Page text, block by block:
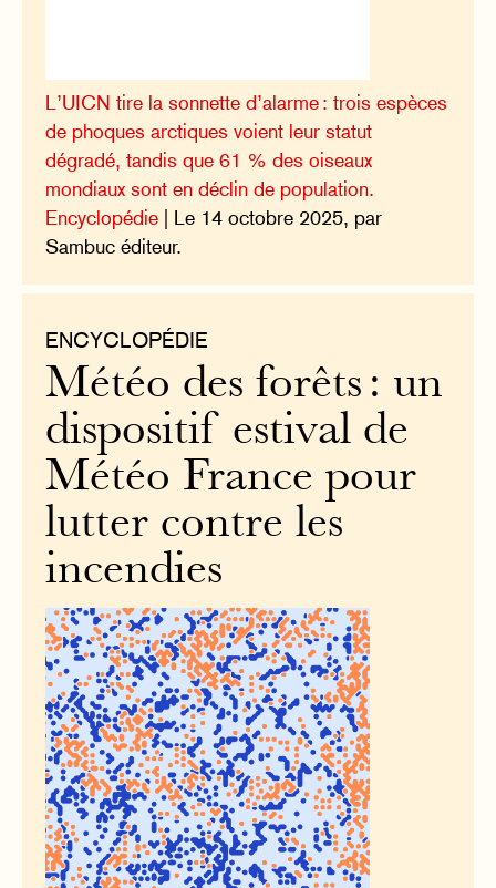
L’UICN tire la sonnette d’alarme : trois espèces
de phoques arctiques voient leur statut
dégradé, tandis que 61 % des oiseaux
mondiaux sont en déclin de population.
Encyclopédie | Le 14 octobre 2025, par
Sambuc éditeur.
ENCYCLOPÉDIE
Météo des forêts : un
dispositif estival de
Météo France pour
lutter contre les
incendies